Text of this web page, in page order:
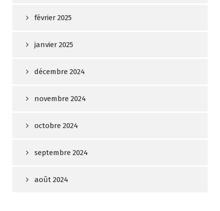
février 2025
janvier 2025
décembre 2024
novembre 2024
octobre 2024
septembre 2024
août 2024